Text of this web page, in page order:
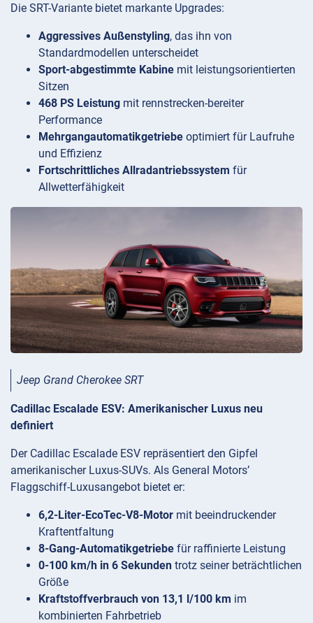
Die SRT-Variante bietet markante Upgrades:
Aggressives Außenstyling, das ihn von
Standardmodellen unterscheidet
Sport-abgestimmte Kabine mit leistungsorientierten
Sitzen
468 PS Leistung mit rennstrecken-bereiter
Performance
Mehrgangautomatikgetriebe optimiert für Laufruhe
und Effizienz
Fortschrittliches Allradantriebssystem für
Allwetterfähigkeit
Jeep Grand Cherokee SRT
Cadillac Escalade ESV: Amerikanischer Luxus neu
definiert
Der Cadillac Escalade ESV repräsentiert den Gipfel
amerikanischer Luxus-SUVs. Als General Motors’
Flaggschiff-Luxusangebot bietet er:
6,2-Liter-EcoTec-V8-Motor mit beeindruckender
Kraftentfaltung
8-Gang-Automatikgetriebe für raffinierte Leistung
0-100 km/h in 6 Sekunden trotz seiner beträchtlichen
Größe
Kraftstoffverbrauch von 13,1 l/100 km im
kombinierten Fahrbetrieb